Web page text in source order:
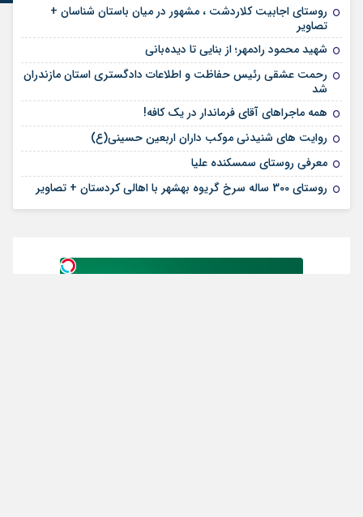
روستای اجابیت کلاردشت ، مشهور در میان باستان شناسان +
تصاویر
شهید محمود رادمهر؛ از بنایی تا دیده‌بانی
رحمت عشقی رئیس حفاظت و اطلاعات دادگستری استان مازندران
شد
همه ماجراهای آقای فرماندار در یک کافه!
روایت های شنیدنی موکب داران اربعین حسینی(ع)
معرفی روستای سمسکنده علیا
روستای 300 ساله سرخ ‌گریوه بهشهر با اهالی کردستان + تصاویر